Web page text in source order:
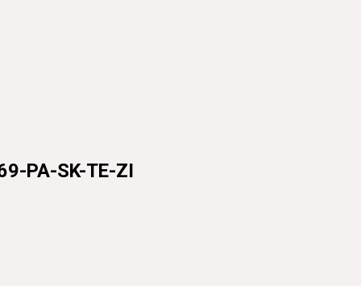
PA-SK-TE-ZI